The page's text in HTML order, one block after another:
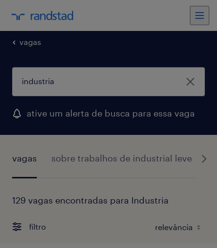
vagas
ative um alerta de busca para essa vaga
vagas sobre trabalhos de industrial leve
129 vagas encontradas para Industria
filtro